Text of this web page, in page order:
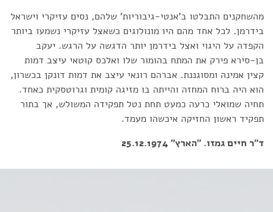
מהשחקנים התבלטו ב'אנטי-גיבוריות' שלהם, נסים עזיקרי וישראל
בידרמן. לכל אחד מהם היו מונולוגים כשאצל עזיקרי נשמעו ביותר
הקפדה על היגוי ואצל בידרמן יותר הדגשה על הרגש. יעקב
בן-סירא פירק את המתח בהומור שלו ואלכס קוטאי עיצב דמות
קצין אמינה ומסוגננת. אברהם רונאי עיצב את דמות דונקן בכשרון,
הוא היה ברוח המחזה והייתה בו מזיגה קומית וגרוטסקית כאחד.
תחיה שמואלי כרעה כמעט תחת נטל תפקידה המשולש, אך בתור
תפקיד ראשון החזיקה איכשהו מעמד.
ד"ר חיים גמזו. "הארץ" 25.12.1974